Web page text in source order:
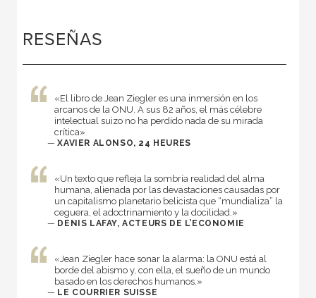
RESEÑAS
«El libro de Jean Ziegler es una inmersión en los
arcanos de la ONU. A sus 82 años, el más célebre
intelectual suizo no ha perdido nada de su mirada
crítica»
— XAVIER ALONSO, 24 HEURES
«Un texto que refleja la sombría realidad del alma
humana, alienada por las devastaciones causadas por
un capitalismo planetario belicista que “mundializa” la
ceguera, el adoctrinamiento y la docilidad.»
— DENIS LAFAY, ACTEURS DE L’ECONOMIE
«Jean Ziegler hace sonar la alarma: la ONU está al
borde del abismo y, con ella, el sueño de un mundo
basado en los derechos humanos.»
— LE COURRIER SUISSE